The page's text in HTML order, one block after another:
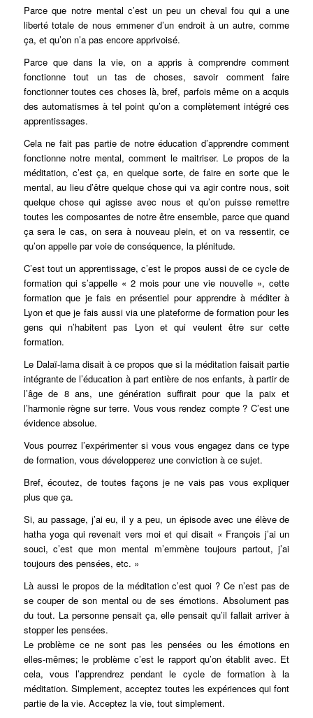
Parce que notre mental c’est un peu un cheval fou qui a une
liberté totale de nous emmener d’un endroit à un autre, comme
ça, et qu’on n’a pas encore apprivoisé.
Parce que dans la vie, on a appris à comprendre comment
fonctionne tout un tas de choses, savoir comment faire
fonctionner toutes ces choses là, bref, parfois même on a acquis
des automatismes à tel point qu’on a complètement intégré ces
apprentissages.
Cela ne fait pas partie de notre éducation d’apprendre comment
fonctionne notre mental, comment le maitriser. Le propos de la
méditation, c’est ça, en quelque sorte, de faire en sorte que le
mental, au lieu d’être quelque chose qui va agir contre nous, soit
quelque chose qui agisse avec nous et qu’on puisse remettre
toutes les composantes de notre être ensemble, parce que quand
ça sera le cas, on sera à nouveau plein, et on va ressentir, ce
qu’on appelle par voie de conséquence, la plénitude.
C’est tout un apprentissage, c’est le propos aussi de ce cycle de
formation qui s’appelle « 2 mois pour une vie nouvelle », cette
formation que je fais en présentiel pour apprendre à méditer à
Lyon et que je fais aussi via une plateforme de formation pour les
gens qui n’habitent pas Lyon et qui veulent être sur cette
formation.
Le Dalaï-lama disait à ce propos que si la méditation faisait partie
intégrante de l’éducation à part entière de nos enfants, à partir de
l’âge de 8 ans, une génération suffirait pour que la paix et
l’harmonie règne sur terre. Vous vous rendez compte ? C’est une
évidence absolue.
Vous pourrez l’expérimenter si vous vous engagez dans ce type
de formation, vous développerez une conviction à ce sujet.
Bref, écoutez, de toutes façons je ne vais pas vous expliquer
plus que ça.
Si, au passage, j’ai eu, il y a peu, un épisode avec une élève de
hatha yoga qui revenait vers moi et qui disait « François j’ai un
souci, c’est que mon mental m’emmène toujours partout, j’ai
toujours des pensées, etc. »
Là aussi le propos de la méditation c’est quoi ? Ce n’est pas de
se couper de son mental ou de ses émotions. Absolument pas
du tout. La personne pensait ça, elle pensait qu’il fallait arriver à
stopper les pensées.
Le problème ce ne sont pas les pensées ou les émotions en
elles-mêmes; le problème c’est le rapport qu’on établit avec. Et
cela, vous l’apprendrez pendant le cycle de formation à la
méditation. Simplement, acceptez toutes les expériences qui font
partie de la vie. Acceptez la vie, tout simplement.